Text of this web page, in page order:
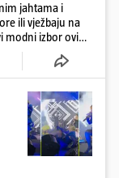
jahtama i
ili vježbaju na
modni izbor ovih